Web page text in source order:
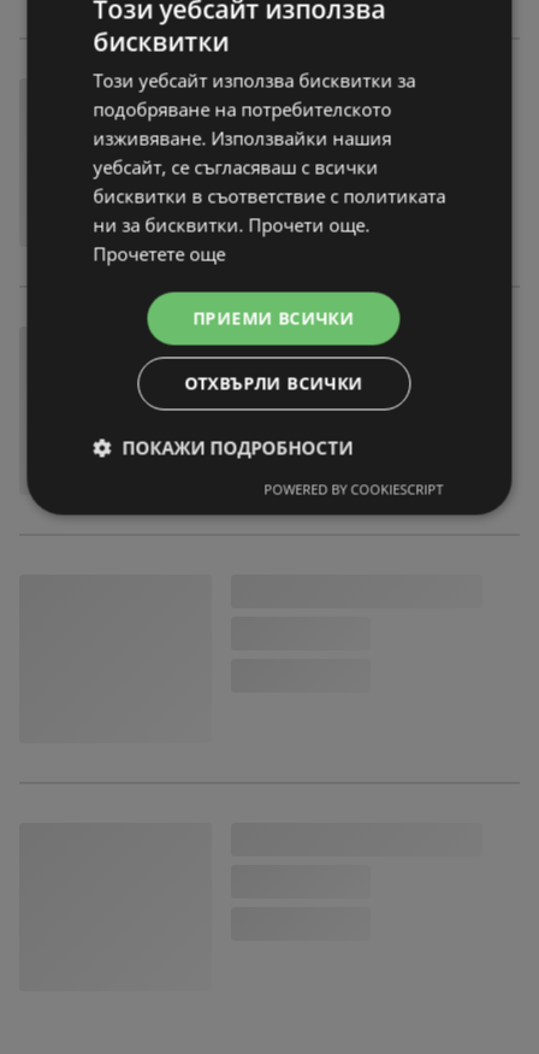
Този уебсайт използва
бисквитки
Този уебсайт използва бисквитки за
подобряване на потребителското
изживяване. Използвайки нашия
уебсайт, се съгласяваш с всички
бисквитки в съответствие с политиката
ни за бисквитки. Прочети още.
Прочетете още
ПРИЕМИ ВСИЧКИ
ОТХВЪРЛИ ВСИЧКИ
ПОКАЖИ ПОДРОБНОСТИ
POWERED BY COOKIESCRIPT